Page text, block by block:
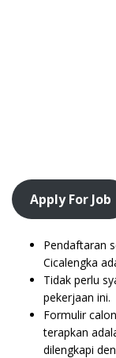
Apply For Job
Pendaftaran
Cicalengka
Tidak perlu
pekerjaan ini.
Formulir
terapkan
dilengkapi